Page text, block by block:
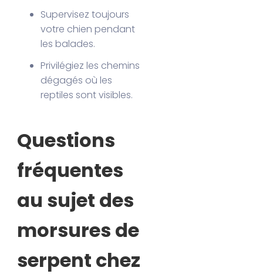
Supervisez toujours
votre chien pendant
les balades.
Privilégiez les chemins
dégagés où les
reptiles sont visibles.
Questions
fréquentes
au sujet des
morsures de
serpent chez